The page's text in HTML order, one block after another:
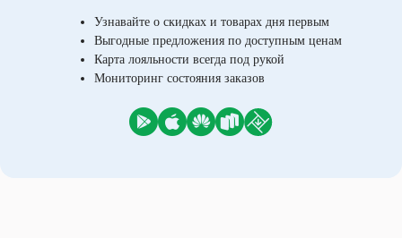
Узнавайте о скидках и товарах дня первым
Выгодные предложения по доступным ценам
Карта лояльности всегда под рукой
Мониторинг состояния заказов